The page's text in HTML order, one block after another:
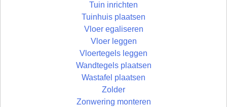
Tuin inrichten
Tuinhuis plaatsen
Vloer egaliseren
Vloer leggen
Vloertegels leggen
Wandtegels plaatsen
Wastafel plaatsen
Zolder
Zonwering monteren